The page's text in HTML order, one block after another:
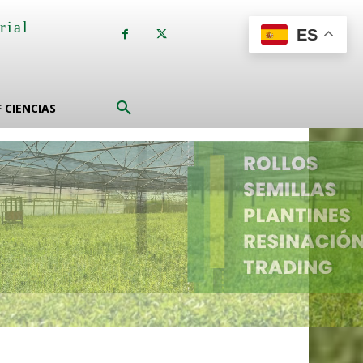
CIENCIAS
ES